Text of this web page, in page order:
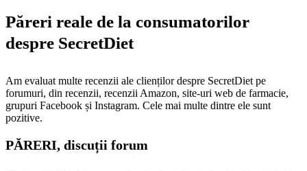
Păreri reale de la consumatorilor
despre SecretDiet
Am evaluat multe recenzii ale clienților despre SecretDiet pe
forumuri, din recenzii, recenzii Amazon, site-uri web de farmacie,
grupuri Facebook și Instagram. Cele mai multe dintre ele sunt
pozitive.
PĂRERI, discuții forum